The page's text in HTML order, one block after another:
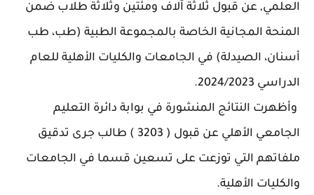
العلمي, عن قبول ثلاثة آلاف ومئتين وثلاثة طلاب ضمن
المنحة المجانية الخاصة بالمجموعة الطبية (طب، طب
أسنان، الصيدلة) في الجامعات والكليات الأهلية للعام
الدراسي 2024/2023.
وأظهرت النتائج المنشورة في بوابة دائرة التعليم
الجامعي الأهلي عن قبول ( 3203 ) طالب جرى تدقيق
ملفاتهم التي توزعت على تسعين قسما في الجامعات
والكليات الأهلية.